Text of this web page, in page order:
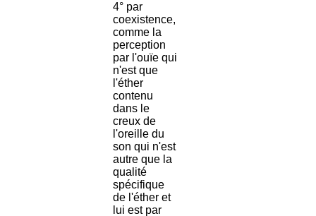
4° par
coexistence,
comme la
perception
par l'ouïe qui
n'est que
l'éther
contenu
dans le
creux de
l'oreille du
son qui n'est
autre que la
qualité
spécifique
de l'éther et
lui est par